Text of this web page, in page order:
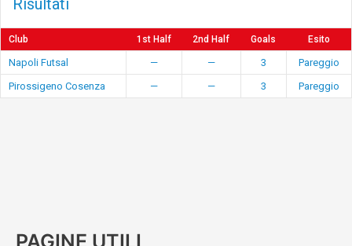
Risultati
Club 1st Half 2nd Half Goals Esito
Napoli Futsal — — 3
Pareggio
Pirossigeno Cosenza
— — 3 Pareggio